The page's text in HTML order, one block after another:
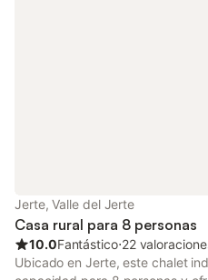
Jerte, Valle del Jerte
Casa rural para 8 personas
10.0Fantástico⋅22
Ubicado en Jerte, este chalet